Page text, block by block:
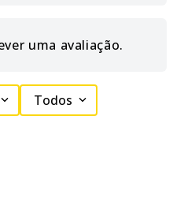
uma avaliação.
Todos